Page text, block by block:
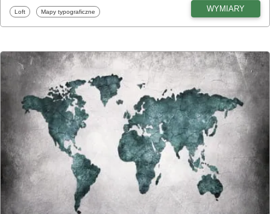
Fototapety
Loft Fototapety
Mapy typograficzne WYMIARY